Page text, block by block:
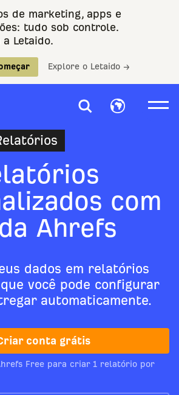
de marketing, apps e
tudo sob controle.
a Letaido.
Explore o Letaido →
com
Ahrefs
dados em relatórios
você pode configurar
automaticamente.
conta grátis
Free para criar 1 relatório por